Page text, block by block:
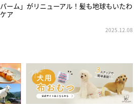
ーム」がリニューアル！髪も地球もいたわ
ア
2025.12.08